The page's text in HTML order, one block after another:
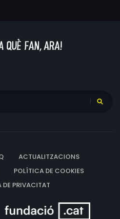
secreta d'investigar el
company de l'Edgar, mentre
en la mort del seu company,
ACTUALITZACIONS
POLÍTICA DE COOKIES
DE PRIVACITAT